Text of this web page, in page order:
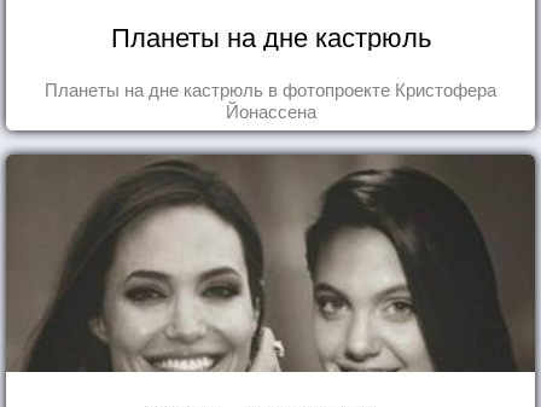
Планеты на дне кастрюль
Планеты на дне кастрюль в фотопроекте Кристофера
Йонассена